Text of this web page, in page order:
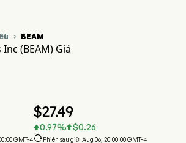
 BEAM
(BEAM) Giá
GMT-4
$27.49
0.97% $0.26
Phiên sau giờ: Aug 06, 20:00:00 GMT-4